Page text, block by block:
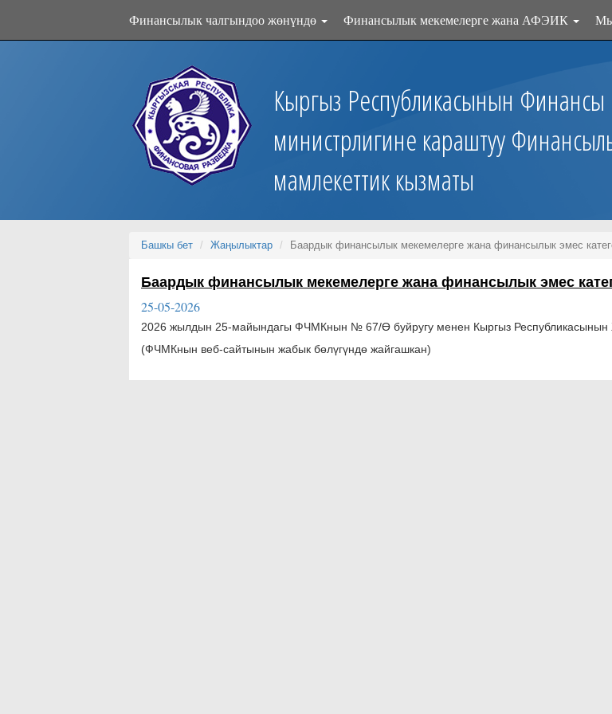
Финансылык чалгындоо жөнүндө Финансылык мекемелерге жана АФЭИК
Кыргыз Республикасынын Финансы
министрлигине караштуу
мамлекеттик кызматы
Башкы бет Жаңылыктар Баардык финансылык мекемелерге жана финансылык эмес
Баардык финансылык мекемелерге жана финансылык эмес
25-05-2026
2026 жылдын 25-майындагы ФЧМКнын № 67/Ө буйругу менен Кыргыз Республикасынын
(ФЧМКнын веб-сайтынын жабык бөлүгүндө жайгашкан)